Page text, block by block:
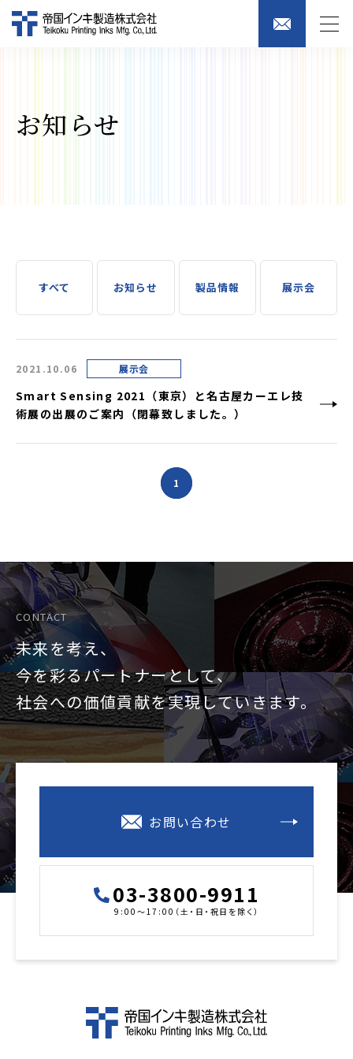
お知らせ
すべて お知らせ 製品情報 展示会
2021.10.06 展示会
Smart Sensing 2021（東京）と名古屋カーエレ技
術展の出展のご案内（閉幕致しました。）
1
CONTACT
未来を考え、
今を彩るパートナーとして、
社会への価値貢献を実現していきます。
お問い合わせ
03-3800-9911
9:00～17:00（土・日・祝日を除く）